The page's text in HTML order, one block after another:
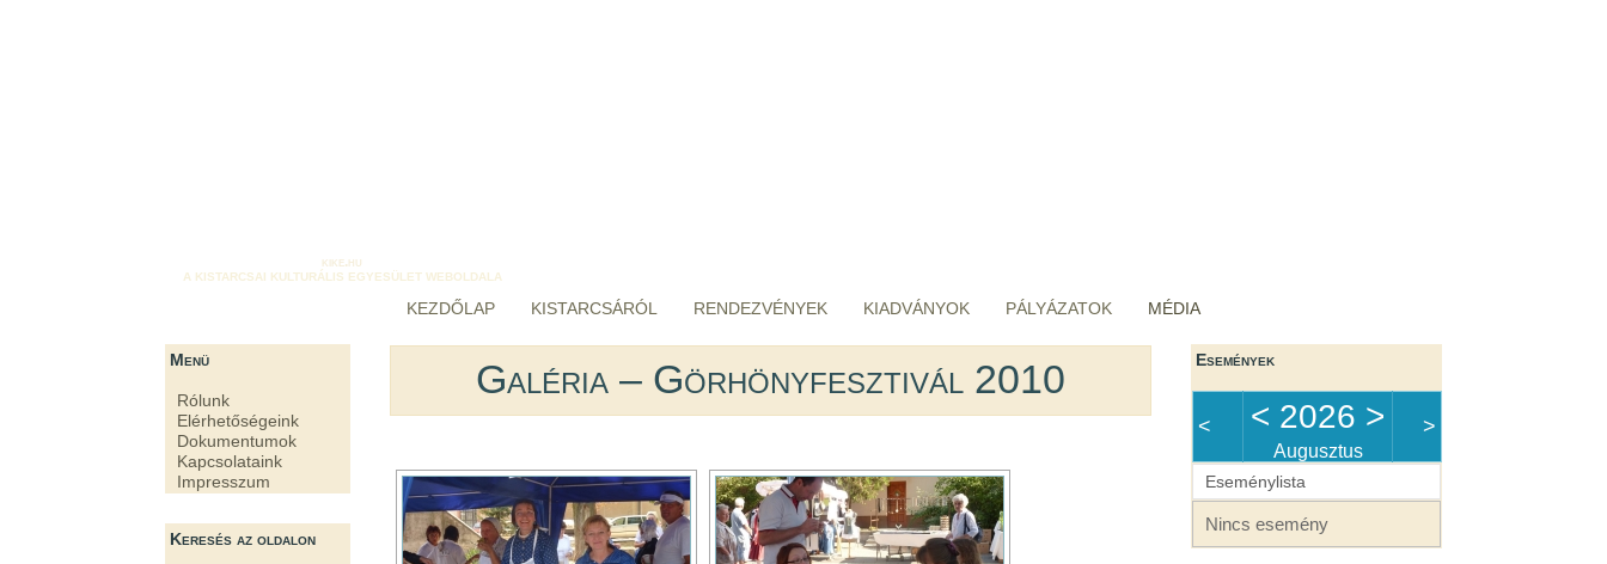
kike.hu
A KISTARCSAI KULTURÁLIS EGYESÜLET WEBOLDALA
KEZDŐLAP KISTARCSÁRÓL RENDEZVÉNYEK KIADVÁNYOK PÁLYÁZATOK MÉDIA
Menü
Rólunk
Elérhetőségeink
Dokumentumok
Kapcsolataink
Impresszum
Keresés az oldalon
Galéria – Görhönyfesztivál 2010 Események
< < 2026 >
Augusztus
>
Eseménylista
Nincs esemény